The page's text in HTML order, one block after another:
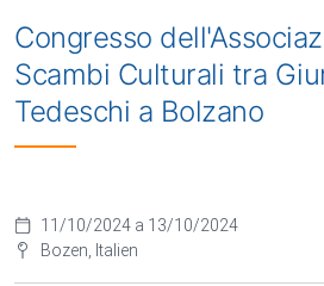
Congresso
Scambi Culturali tra
Tedeschi a Bolzano
11/10/2024 a 13/10/2024
Bozen, Italien